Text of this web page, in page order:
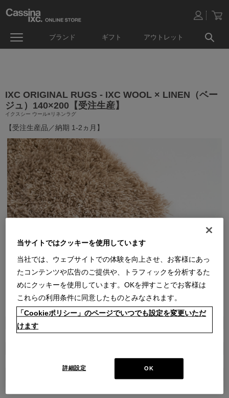
ブランド ギフト アウトレット
IXC ORIGINAL RUGS - IXC WOOL × LINEN（ベー
ジュ）140×200【受注生産】
イクスシー ウール×リネンラグ
【受注生産品／納期 1-2ヵ月】
● ●
商品属性
家具
当サイトではクッキーを使用しています
当社では、ウェブサイトでの体験を向上させ、お客様にあっ
たコンテンツや広告のご提供や、トラフィックを分析するた
めにクッキーを使用しています。OKを押すことでお客様は
これらの利用条件に同意したものとみなされます。
「Cookieポリシー」のページでいつでも設定を変更いただ
けます
OK
詳細設定